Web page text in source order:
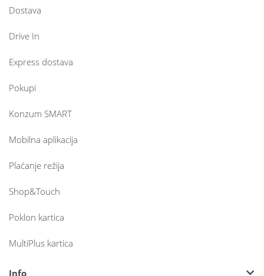
Dostava
Drive In
Express dostava
Pokupi
Konzum SMART
Mobilna aplikacija
Plaćanje režija
Shop&Touch
Poklon kartica
MultiPlus kartica
Info